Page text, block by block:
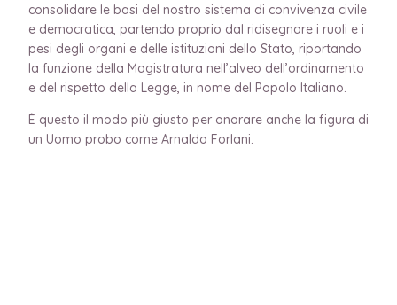
consolidare le basi del nostro sistema di convivenza civile
e democratica, partendo proprio dal ridisegnare i ruoli e i
pesi degli organi e delle istituzioni dello Stato, riportando
la funzione della Magistratura nell’alveo dell’ordinamento
e del rispetto della Legge, in nome del Popolo Italiano.
È questo il modo più giusto per onorare anche la figura di
un Uomo probo come Arnaldo Forlani.